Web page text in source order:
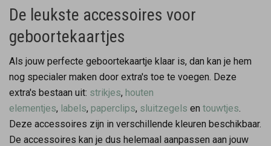
De leukste accessoires voor
geboortekaartjes
Als jouw perfecte geboortekaartje klaar is, dan kan je hem
nog specialer maken door extra's toe te voegen. Deze
extra's bestaan uit: strikjes, houten
elementjes, labels, paperclips, sluitzegels en touwtjes
Deze accessoires zijn in verschillende kleuren beschikbaar.
De accessoires kan je dus helemaal aanpassen aan jouw